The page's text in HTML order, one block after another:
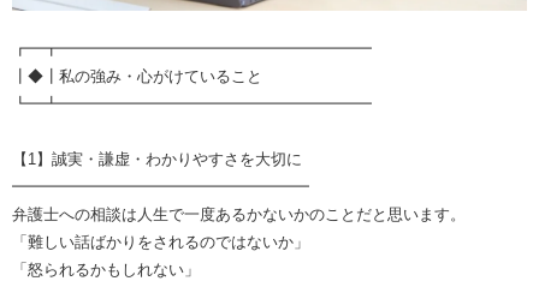
┏━┳━━━━━━━━━━━━━━━━━━━━
┃◆┃私の強み・心がけていること
┗━┻━━━━━━━━━━━━━━━━━━━━
【1】誠実・謙虚・わかりやすさを大切に
━━━━━━━━━━━━━━━━━━━
弁護士への相談は人生で一度あるかないかのことだと思います。
「難しい話ばかりをされるのではないか」
「怒られるかもしれない」